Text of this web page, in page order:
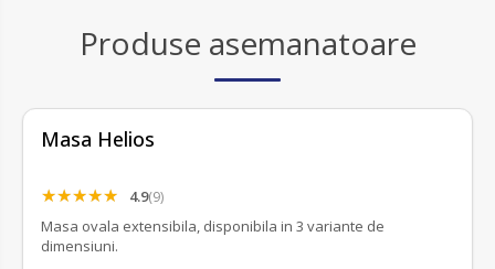
Produse asemanatoare
Masa Helios
4.9(9)
Masa ovala extensibila, disponibila in 3 variante de
dimensiuni.